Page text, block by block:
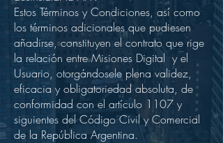
Estos Términos y Condiciones, así como
los términos adicionales que pudiesen
añadirse, constituyen el contrato que rige
la relación entre Misiones Digital y el
Usuario, otorgándosele plena validez,
eficacia y obligatoriedad absoluta, de
conformidad con el artículo 1107 y
siguientes del Código Civil y Comercial
de la República Argentina.